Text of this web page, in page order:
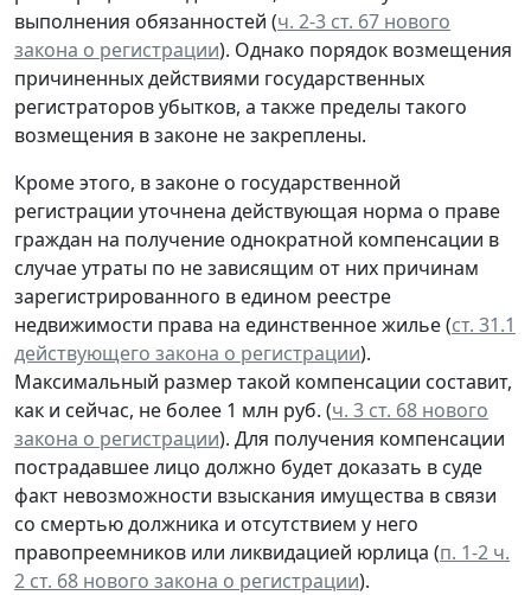
выполнения обязанностей (ч. 2-3 ст. 67 нового
закона о регистрации). Однако порядок возмещения
причиненных действиями государственных
регистраторов убытков, а также пределы такого
возмещения в законе не закреплены.
Кроме этого, в законе о государственной
регистрации уточнена действующая норма о праве
граждан на получение однократной компенсации в
случае утраты по не зависящим от них причинам
зарегистрированного в едином реестре
недвижимости права на единственное жилье (ст. 31.1
действующего закона о регистрации).
Максимальный размер такой компенсации составит,
как и сейчас, не более 1 млн руб. (ч. 3 ст. 68 нового
закона о регистрации). Для получения компенсации
пострадавшее лицо должно будет доказать в суде
факт невозможности взыскания имущества в связи
со смертью должника и отсутствием у него
правопреемников или ликвидацией юрлица (п. 1-2 ч.
2 ст. 68 нового закона о регистрации).